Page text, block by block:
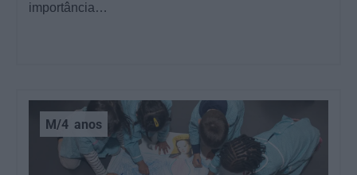
importância…
M/4 anos